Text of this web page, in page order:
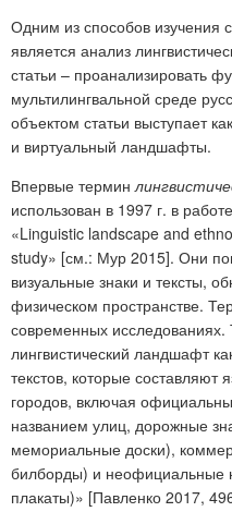
Одним из способов изучения
является анализ
статьи – проанализировать
мультилингвальной среде
объектом статьи выступает
и виртуальный ландшафты.
Впервые термин
использован в 1997 г. в
«Linguistic landscape and
study» [см.: Мур 2015]. Они
визуальные знаки и тексты,
физическом пространстве.
современных
лингвистический ландшафт
текстов, которые
городов, включая
названием улиц, дорожные
мемориальные доски),
билборды) и неофициальные
плакаты)» [Павленко 2017,